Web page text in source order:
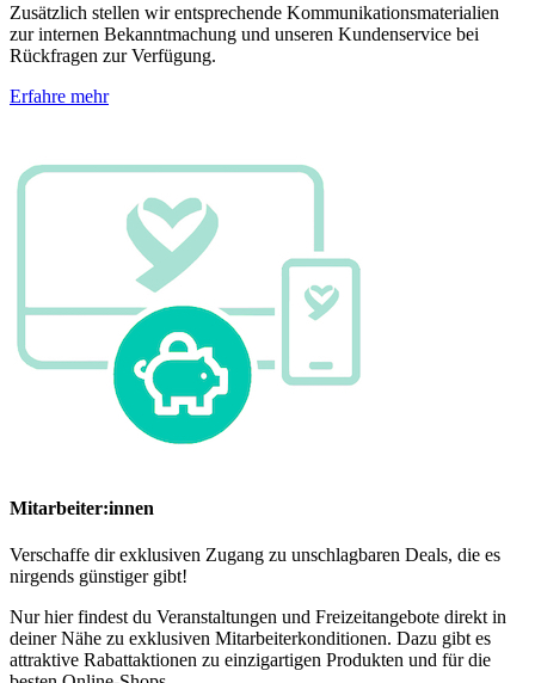
Zusätzlich stellen wir entsprechende Kommunikationsmaterialien
zur internen Bekanntmachung und unseren Kundenservice bei
Rückfragen zur Verfügung.
Erfahre mehr
Mitarbeiter:innen
Verschaffe dir exklusiven Zugang zu unschlagbaren Deals, die es
nirgends günstiger gibt!
Nur hier findest du Veranstaltungen und Freizeitangebote direkt in
deiner Nähe zu exklusiven Mitarbeiterkonditionen. Dazu gibt es
attraktive Rabattaktionen zu einzigartigen Produkten und für die